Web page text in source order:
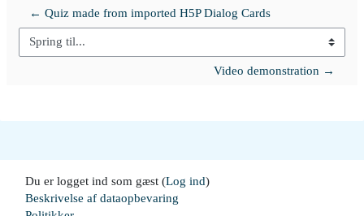
← Quiz made from imported H5P Dialog Cards
Spring til...
Video demonstration →
Du er logget ind som gæst (Log ind)
Beskrivelse af dataopbevaring